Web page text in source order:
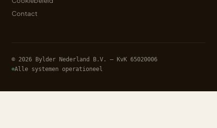
Contact
© 2026 Bylder Nederland B.V. — KvK 65020006
Alle systemen operationeel